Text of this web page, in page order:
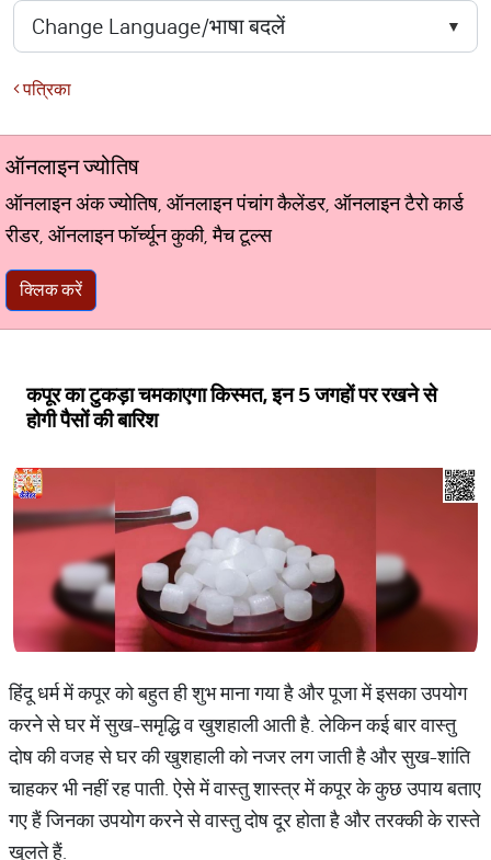
पत्रिका
ऑनलाइन ज्योतिष
ऑनलाइन अंक ज्योतिष, ऑनलाइन पंचांग कैलेंडर, ऑनलाइन टैरो कार्ड
रीडर, ऑनलाइन फॉर्च्यून कुकी, मैच टूल्स
क्लिक करें
कपूर का टुकड़ा चमकाएगा किस्मत, इन 5 जगहों पर रखने से
होगी पैसों की बारिश
हिंदू धर्म में कपूर को बहुत ही शुभ माना गया है और पूजा में इसका उपयोग
करने से घर में सुख-समृद्धि व खुशहाली आती है. लेकिन कई बार वास्तु
दोष की वजह से घर की खुशहाली को नजर लग जाती है और सुख-शांति
चाहकर भी नहीं रह पाती. ऐसे में वास्तु शास्त्र में कपूर के कुछ उपाय बताए
गए हैं जिनका उपयोग करने से वास्तु दोष दूर होता है और तरक्की के रास्ते
खुलते हैं.